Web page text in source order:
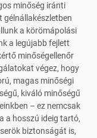
minőség iránti
gélnállakészletben
a körömápolási
a legújabb fejlett
minőségellenőr
végez, hogy
magas minőségi
kiváló minőségű
– ez nemcsak
a hosszú ideig tartó,
biztonságát is,